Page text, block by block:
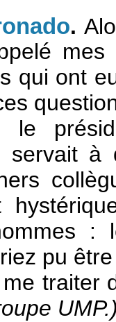
.
mes
qui ont
le
servait à
pu
me